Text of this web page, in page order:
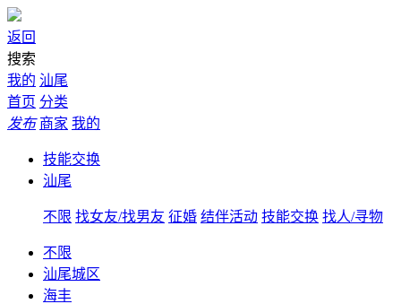
返回
搜索
我的 汕尾
首页 分类
发布 商家 我的
技能交换
汕尾
不限 找女友/找男友 征婚 结伴活动 技能交换 找人/寻物
不限
汕尾城区
海丰